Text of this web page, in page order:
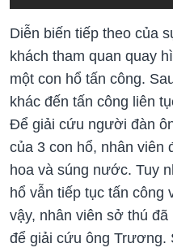
Diễn biến tiếp theo của
khách tham quan quay
một con hổ tấn công.
khác đến tấn công liên
Để giải cứu người đàn
của 3 con hổ, nhân viên
hoa và súng nước. Tuy
hổ vẫn tiếp tục tấn công
vậy, nhân viên sở thú
để giải cứu ông Trương.